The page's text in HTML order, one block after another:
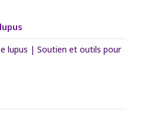
lupus | Soutien et outils pour